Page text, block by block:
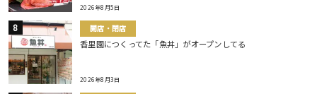
2026年8月5日
開店・閉店
香里園につくってた「魚丼」がオープンしてる
2026年8月3日